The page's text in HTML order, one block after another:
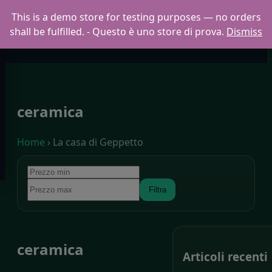
Collodi
ceramica
Home › La casa di Geppetto
Filtra
ceramica Articoli recenti
This is a demo store for testing purposes — no orders
shall be fulfilled. - Questo è uno store di prova. Dismiss